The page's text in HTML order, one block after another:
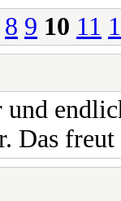
8 9 10 11
Das